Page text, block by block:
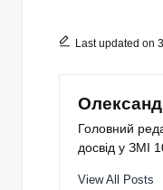
Last updated on
Головний
досвід у ЗМІ
View All Posts